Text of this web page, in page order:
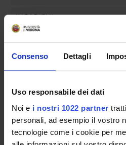
Consenso Dettagli
Uso responsabile dei dati
Noi e i nostri 1022 partner
personali, ad esempio il vostro
tecnologie come i cookie per
INCARICHI
ORGANIZZAZIONE
GOVERNANCE
COMMISSIONI
UFFICI E STRUTTURE DI